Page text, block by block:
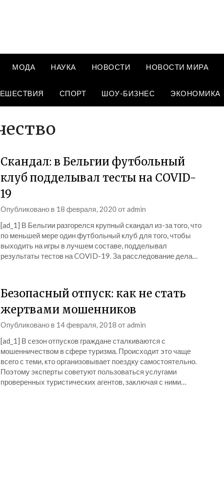
МОДА НАУКА НОВОСТИ НОВОСТИ МИРА
СПОРТ ШОУ-БИЗНЕС ЭКОНОМИКА
Скандал: в Бельгии футбольный
клуб подделывал тесты на COVID-
19
Опубликовано в 18 февраля, 2020 отadmin
[ad_1] В Бельгии разгорелся крупный скандал из-за того, что
по меньшей мере один футбольный клуб для того, чтобы
выходить на игры в лучшем составе, подделывал
результаты тестов на COVID-19. За расследование дела…
Безопасный отпуск: как не стать
жертвами мошенников
Опубликовано в 14 февраля, 2018 отadmin
[ad_1] В сезон отпусков граждане сталкиваются с
мошенничеством в сфере туризма. Происходит это чаще
всего с теми, кто организовывает поездку самостоятельно.
Поэтому эксперты советуют пользоваться услугами
проверенных туристических агентов, заключая с ними…